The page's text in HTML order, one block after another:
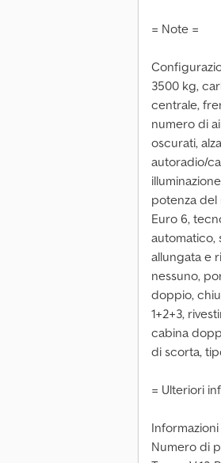
= Note =
3500 kg,
centrale,
numero di
oscurati,
autoradio/
potenza del
Euro 6,
automatico,
allungata e
nessuno,
doppio,
1+2+3,
cabina
di scorta,
= Ulteriori
Numero di